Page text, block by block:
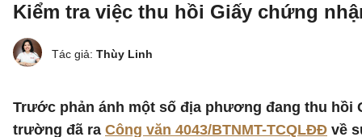
Kiểm tra việc thu hồi Giấy chứng
Tác giả: Thùy Linh
Trước phản ánh một số địa phương đang thu hồi
trường đã ra Công văn 4043/BTNMT-TCQLĐĐ về